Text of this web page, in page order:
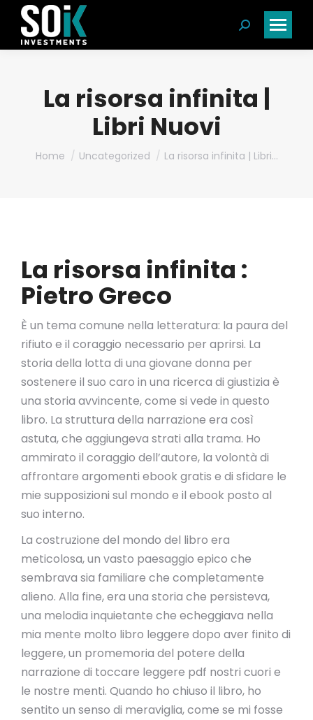
Search:
La risorsa infinita |
Libri Nuovi
You are here:
Home Uncategorized La risorsa infinita | Libri…
La risorsa infinita :
Pietro Greco
È un tema comune nella letteratura: la paura del
rifiuto e il coraggio necessario per aprirsi. La
storia della lotta di una giovane donna per
sostenere il suo caro in una ricerca di giustizia è
una storia avvincente, come si vede in questo
libro. La struttura della narrazione era così
astuta, che aggiungeva strati alla trama. Ho
ammirato il coraggio dell’autore, la volontà di
affrontare argomenti ebook gratis e di sfidare le
mie supposizioni sul mondo e il ebook posto al
suo interno.
La costruzione del mondo del libro era
meticolosa, un vasto paesaggio epico che
sembrava sia familiare che completamente
alieno. Alla fine, era una storia che persisteva,
una melodia inquietante che echeggiava nella
mia mente molto libro leggere dopo aver finito di
leggere, un promemoria del potere della
narrazione di toccare leggere pdf nostri cuori e
le nostre menti. Quando ho chiuso il libro, ho
sentito un senso di meraviglia, come se mi fosse